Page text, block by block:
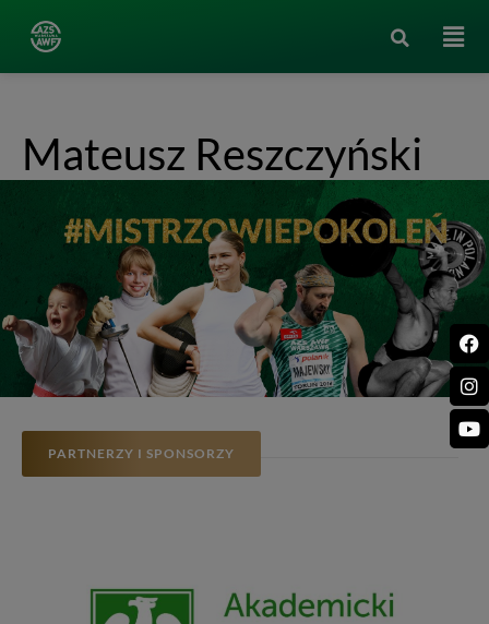
Mateusz Reszczyński
PARTNERZY I SPONSORZY